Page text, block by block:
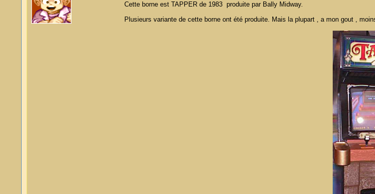
Cette borne est TAPPER de 1983 produite par Bally Midway.
Plusieurs variante de cette borne ont été produite. Mais la plupart , a mon gout ,